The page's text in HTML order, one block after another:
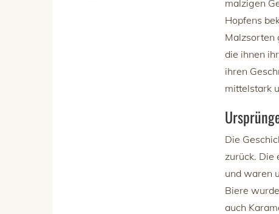
malzigen
Hopfens
Malzsorten
die ihnen
ihren
mittelstark
Die
zurück. Die
und waren
Biere
auch